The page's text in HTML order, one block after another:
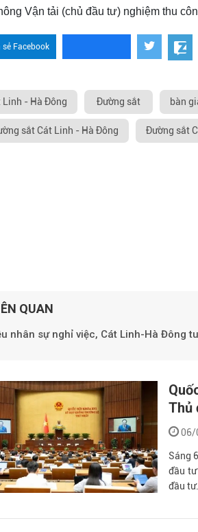
Vận tải (chủ đầu tư) nghiệm thu
sẻ Facebook
Linh - Hà Đông Đường sắt bàn
sắt Cát Linh - Hà Đông Đường sắt
QUAN
nhân sự nghỉ việc, Cát Linh-Hà Đông
Thủ
06/
Sáng
đầu tư
đầu tư...